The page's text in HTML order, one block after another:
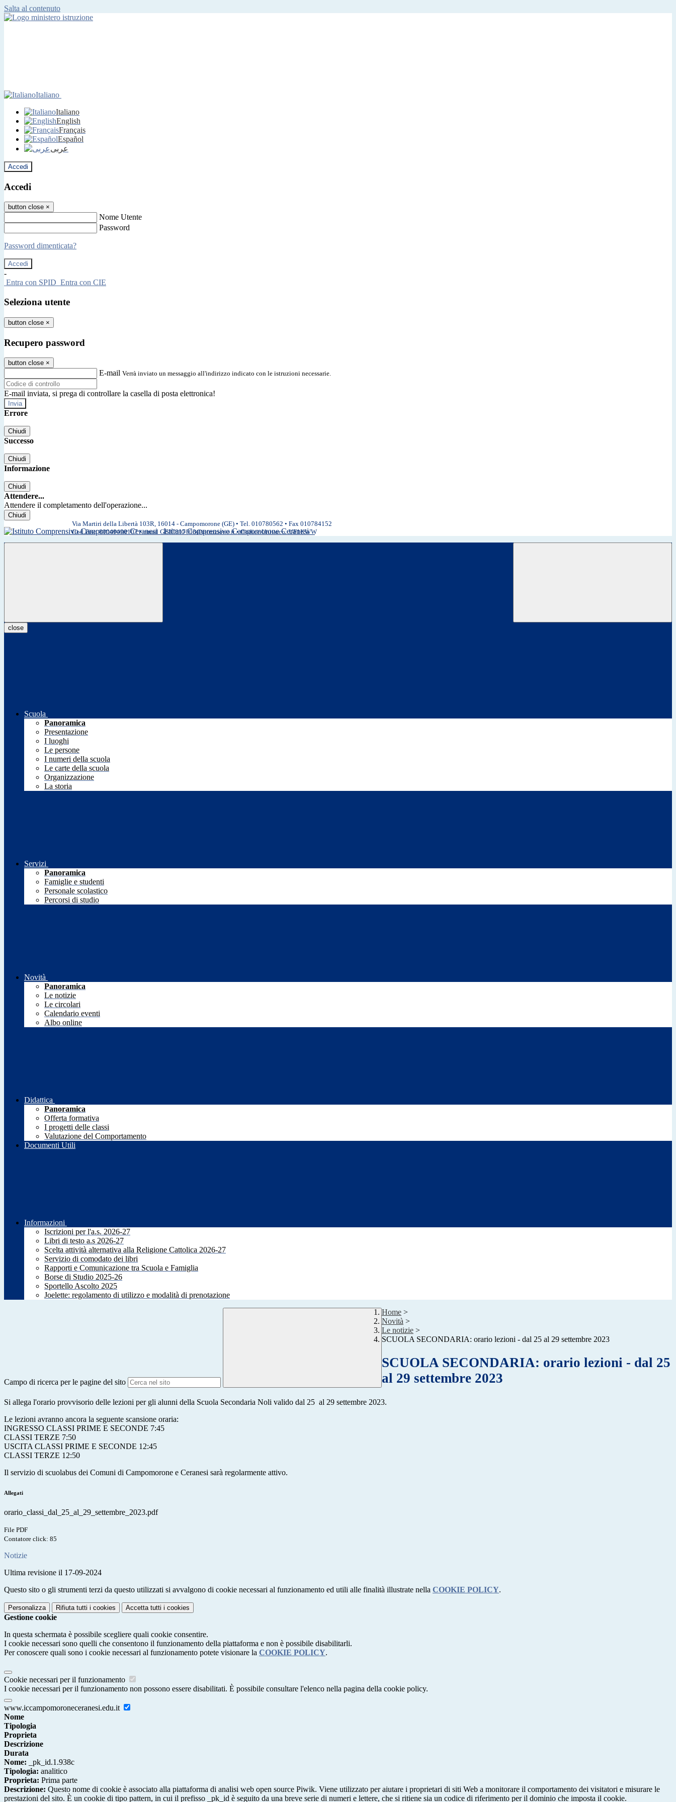
Salta al contenuto
Italiano
Italiano
English
Français
Español
عربى
Accedi
Accedi
button close ×
Nome Utente
Password
Password dimenticata?
-
Entra con SPID Entra con CIE
Seleziona utente
button close ×
Recupero password
button close ×
E-mail Verrà inviato un messaggio all'indirizzo indicato con le istruzioni necessarie.
E-mail inviata, si prega di controllare la casella di posta elettronica!
Errore
Chiudi
Successo
Chiudi
Informazione
Chiudi
Attendere...
Attendere il completamento dell'operazione...
Chiudi
Istituto Comprensivo Campomorone Ceranesi
Via Martiri della Libertà 103R, 16014 - Campomorone (GE) • Tel. 010780562 • Fax 010784152
Cod.Fisc. 80049490107 • email GEIC817003@istruzione.it • Codice Univoco: UF1KWW
close
Scuola
Panoramica
Presentazione
I luoghi
Le persone
I numeri della scuola
Le carte della scuola
Organizzazione
La storia
Servizi
Panoramica
Famiglie e studenti
Personale scolastico
Percorsi di studio
Novità
Panoramica
Le notizie
Le circolari
Calendario eventi
Albo online
Didattica
Panoramica
Offerta formativa
I progetti delle classi
Valutazione del Comportamento
Documenti Utili
Informazioni
Iscrizioni per l'a.s. 2026-27
Libri di testo a.s 2026-27
Scelta attività alternativa alla Religione Cattolica 2026-27
Servizio di comodato dei libri
Rapporti e Comunicazione tra Scuola e Famiglia
Borse di Studio 2025-26
Sportello Ascolto 2025
Joelette: regolamento di utilizzo e modalità di prenotazione
Campo di ricerca per le pagine del sito
Home >
Novità >
Le notizie >
SCUOLA SECONDARIA: orario lezioni - dal 25 al 29 settembre 2023
SCUOLA SECONDARIA: orario lezioni - dal 25
al 29 settembre 2023
Si allega l'orario provvisorio delle lezioni per gli alunni della Scuola Secondaria Noli valido dal 25 al 29 settembre 2023.
Le lezioni avranno ancora la seguente scansione oraria:
INGRESSO CLASSI PRIME E SECONDE 7:45
CLASSI TERZE 7:50
USCITA CLASSI PRIME E SECONDE 12:45
CLASSI TERZE 12:50
Il servizio di scuolabus dei Comuni di Campomorone e Ceranesi sarà regolarmente attivo.
Allegati
orario_classi_dal_25_al_29_settembre_2023.pdf
File PDF
Contatore click: 85
Notizie
Ultima revisione il 17-09-2024
Questo sito o gli strumenti terzi da questo utilizzati si avvalgono di cookie necessari al funzionamento ed utili alle finalità illustrate nella COOKIE POLICY.
Personalizza Rifiuta tutti i cookies Accetta tutti i cookies
Gestione cookie
In questa schermata è possibile scegliere quali cookie consentire.
I cookie necessari sono quelli che consentono il funzionamento della piattaforma e non è possibile disabilitarli.
Per conoscere quali sono i cookie necessari al funzionamento potete visionare la COOKIE POLICY.
Cookie necessari per il funzionamento
I cookie necessari per il funzionamento non possono essere disabilitati. È possibile consultare l'elenco nella pagina della cookie policy.
www.iccampomoroneceranesi.edu.it
Nome
Tipologia
Proprieta
Descrizione
Durata
Nome: _pk_id.1.938c
Tipologia: analitico
Proprieta: Prima parte
Descrizione: Questo nome di cookie è associato alla piattaforma di analisi web open source Piwik. Viene utilizzato per aiutare i proprietari di siti Web a monitorare il comportamento dei visitatori e misurare le
prestazioni del sito. È un cookie di tipo pattern, in cui il prefisso _pk_id è seguito da una breve serie di numeri e lettere, che si ritiene sia un codice di riferimento per il dominio che imposta il cookie.